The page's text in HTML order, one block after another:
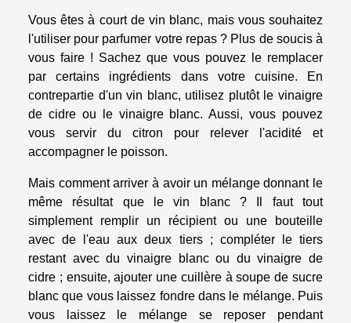
Vous êtes à court de vin blanc, mais vous souhaitez
l'utiliser pour parfumer votre repas ? Plus de soucis à
vous faire ! Sachez que vous pouvez le remplacer
par certains ingrédients dans votre cuisine. En
contrepartie d'un vin blanc, utilisez plutôt le vinaigre
de cidre ou le vinaigre blanc. Aussi, vous pouvez
vous servir du citron pour relever l'acidité et
accompagner le poisson.
Mais comment arriver à avoir un mélange donnant le
même résultat que le vin blanc ? Il faut tout
simplement remplir un récipient ou une bouteille
avec de l'eau aux deux tiers ; compléter le tiers
restant avec du vinaigre blanc ou du vinaigre de
cidre ; ensuite, ajouter une cuillère à soupe de sucre
blanc que vous laissez fondre dans le mélange. Puis
vous laissez le mélange se reposer pendant